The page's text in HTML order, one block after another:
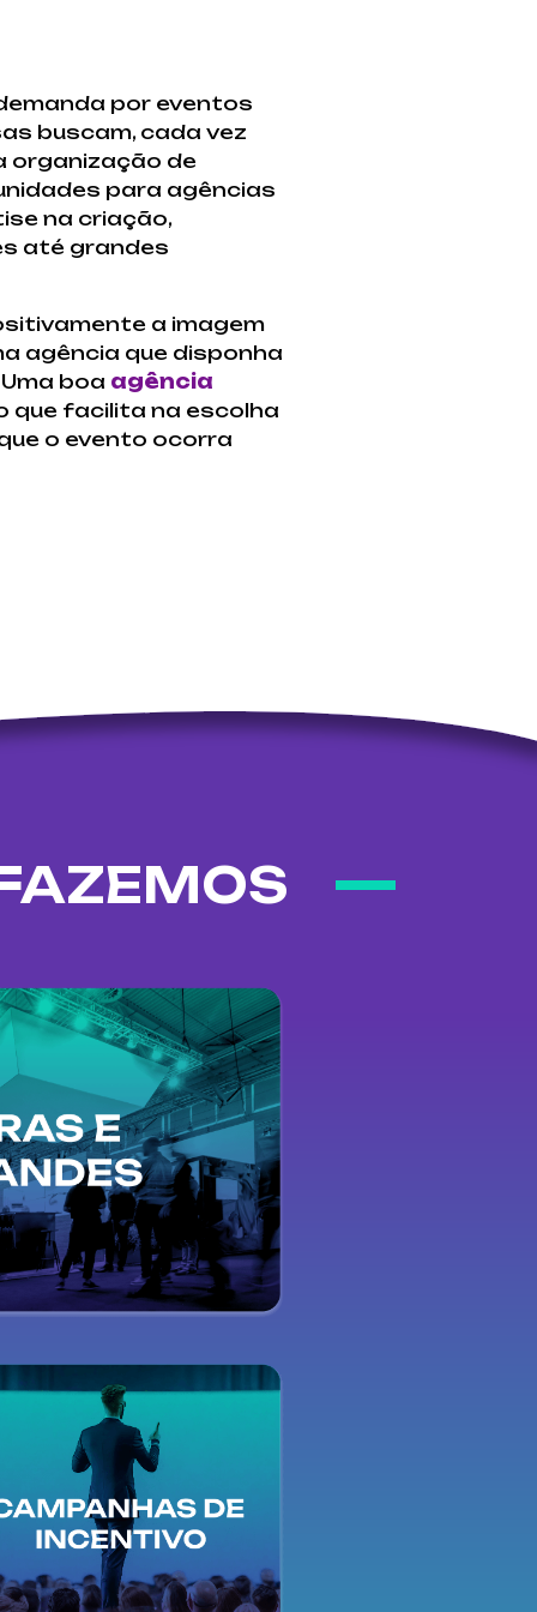
por eventos
buscam, cada vez
organização de
para agências
na criação,
até grandes
a imagem
agência que disponha
boa agência
que facilita na escolha
o evento ocorra